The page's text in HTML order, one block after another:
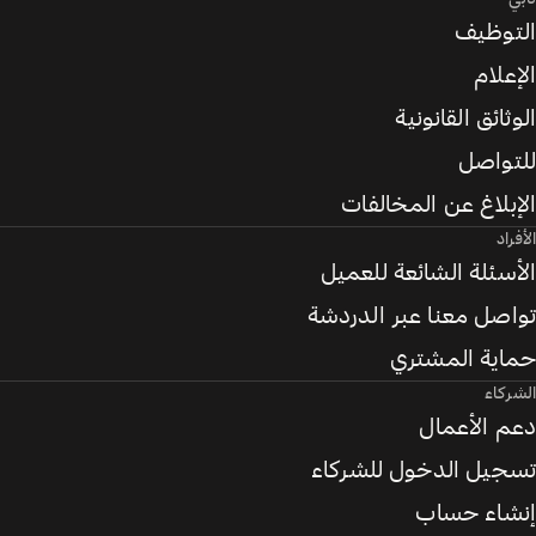
التوظيف
الإعلام
الوثائق القانونية
للتواصل
الإبلاغ عن المخالفات
الأفراد
الأسئلة الشائعة للعميل
تواصل معنا عبر الدردشة
حماية المشتري
الشركاء
دعم الأعمال
تسجيل الدخول للشركاء
إنشاء حساب